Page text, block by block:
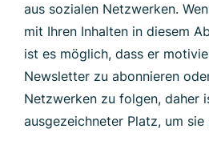
aus sozialen Netzwerken.
mit Ihren Inhalten in diesem
ist es möglich, dass er
Newsletter zu abonnieren
Netzwerken zu folgen, daher
ausgezeichneter Platz, um